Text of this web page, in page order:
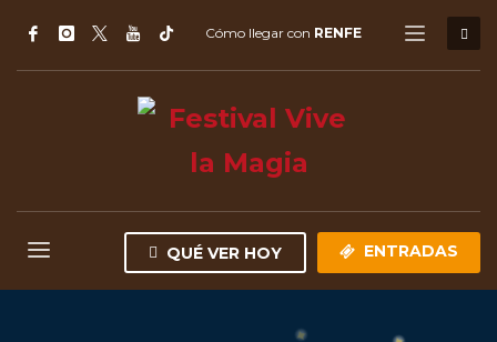
Cómo llegar con RENFE
QUÉ VER HOY ENTRADAS